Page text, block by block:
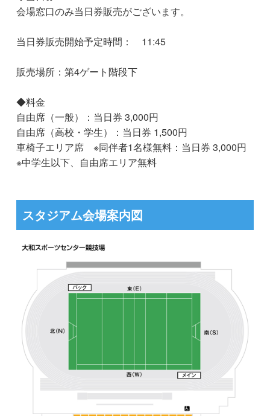
会場窓口のみ当日券販売がございます。
当日券販売開始予定時間： 11:45
販売場所：第4ゲート階段下
◆料金
自由席（一般）：当日券 3,000円
自由席（高校・学生）：当日券 1,500円
車椅子エリア席 ※同伴者1名様無料：当日券 3,000円
※中学生以下、自由席エリア無料
スタジアム会場案内図